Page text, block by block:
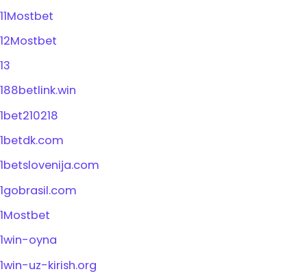
11Mostbet
12Mostbet
13
188betlink.win
1bet210218
1betdk.com
1betslovenija.com
1gobrasil.com
1Mostbet
1win-oyna
1win-uz-kirish.org